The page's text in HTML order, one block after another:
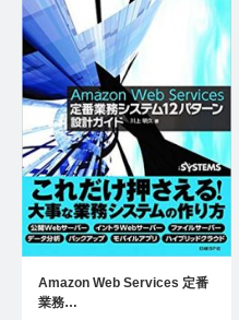
Amazon Web Services 定番
業務…